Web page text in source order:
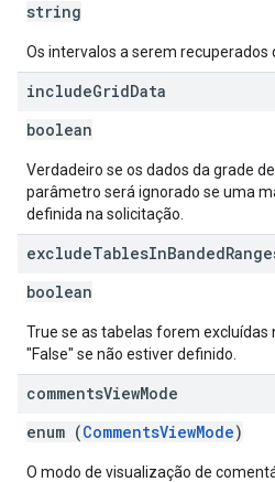
string
Os intervalos a serem recuperados
includeGridData
boolean
Verdadeiro se os dados da grade
parâmetro será ignorado se uma
definida na solicitação.
excludeTablesInBanded
boolean
True se as tabelas forem excluídas
"False" se não estiver definido.
commentsViewMode
enum (CommentsViewMode)
O modo de visualização de